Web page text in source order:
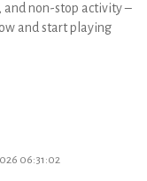
and non-stop activity –
and start playing
06:31:02